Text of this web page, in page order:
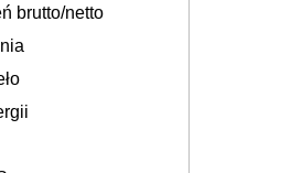
brutto/netto